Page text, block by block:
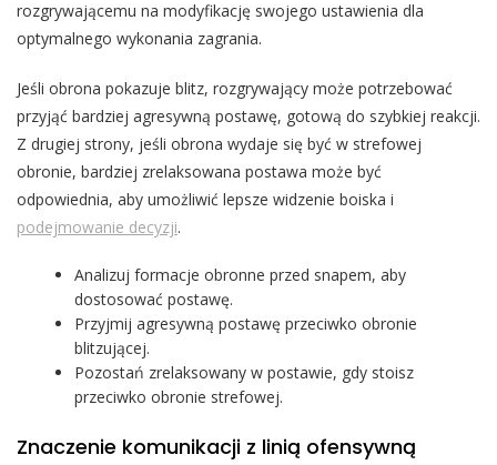
rozgrywającemu na modyfikację swojego ustawienia dla
optymalnego wykonania zagrania.
Jeśli obrona pokazuje blitz, rozgrywający może potrzebować
przyjąć bardziej agresywną postawę, gotową do szybkiej reakcji.
Z drugiej strony, jeśli obrona wydaje się być w strefowej
obronie, bardziej zrelaksowana postawa może być
odpowiednia, aby umożliwić lepsze widzenie boiska i
podejmowanie decyzji.
Analizuj formacje obronne przed snapem, aby
dostosować postawę.
Przyjmij agresywną postawę przeciwko obronie
blitzującej.
Pozostań zrelaksowany w postawie, gdy stoisz
przeciwko obronie strefowej.
Znaczenie komunikacji z linią ofensywną